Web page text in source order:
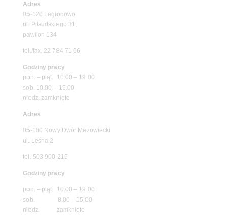
Adres
05-120 Legionowo
ul. Piłsudskiego 31,
pawilon 134
tel./fax. 22 784 71 96
Godziny pracy
pon. – piąt. 10.00 – 19.00
sob. 10.00 – 15.00
niedz. zamknięte
Adres
05-100 Nowy Dwór Mazowiecki
ul. Leśna 2
tel. 503 900 215
Godziny pracy
pon. – piąt. 10.00 – 19.00
sob. 8.00 – 15.00
niedz. zamknięte